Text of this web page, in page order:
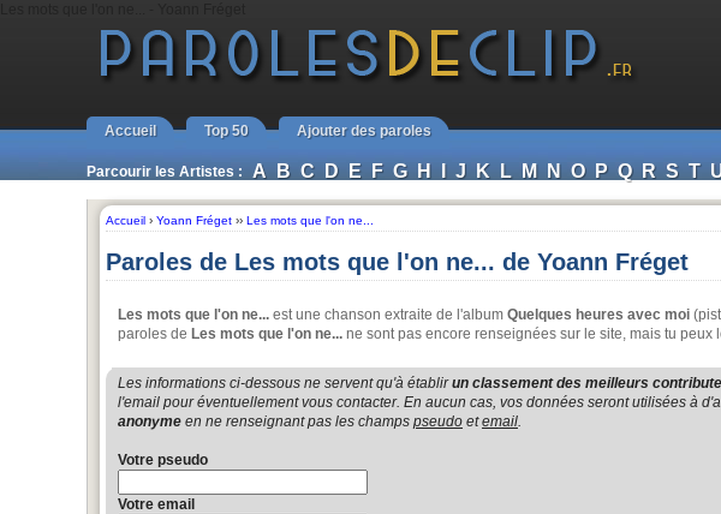
Accueil Top 50 Ajouter des paroles
Parcourir les Artistes : A B C D E F G H I J K L M N O P Q R S T
Accueil › Yoann Fréget ›› Les mots que l'on ne...
Paroles de Les mots que l'on ne... de Yoann Fréget
Les mots que l'on ne... est une chanson extraite de l'album Quelques heures avec moi
paroles de Les mots que l'on ne... ne sont pas encore renseignées sur le site, mais tu
Les informations ci-dessous ne servent qu'à établirun classement des meilleurs
l'email pour éventuellement vous contacter. En aucun cas, vos données seront utilisées à
anonyme en ne renseignant pas les champs pseudo etemail.
Votre pseudo
Votre email